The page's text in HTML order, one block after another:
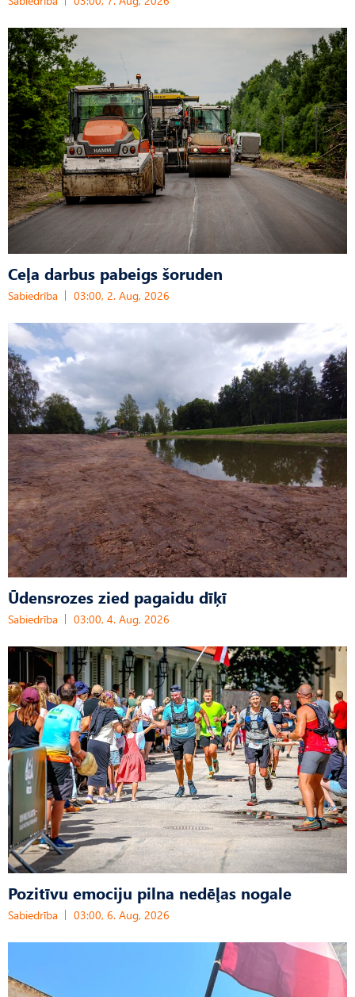
Ceļa darbus pabeigs šoruden
Sabiedrība 03:00, 2. Aug, 2026
Ūdensrozes zied pagaidu dīķī
Sabiedrība 03:00, 4. Aug, 2026
Pozitīvu emociju pilna nedēļas nogale
Sabiedrība 03:00, 6. Aug, 2026